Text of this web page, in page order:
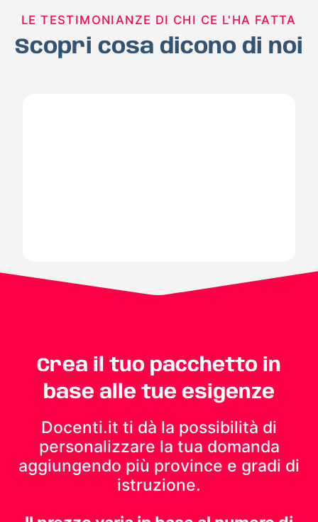
LE TESTIMONIANZE DI CHI CE L'HA FATTA
Scopri cosa dicono di noi
Crea il tuo pacchetto in
base alle tue esigenze
Docenti.it ti dà la possibilità di
personalizzare la tua domanda
aggiungendo più province e gradi di
istruzione.